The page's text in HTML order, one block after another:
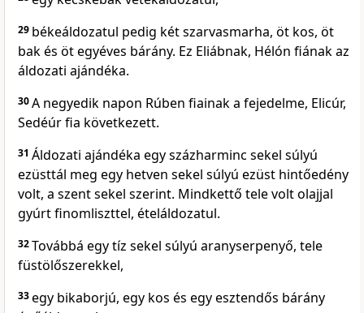
29 békeáldozatul pedig két szarvasmarha, öt kos, öt
bak és öt egyéves bárány. Ez Eliábnak, Hélón fiának az
áldozati ajándéka.
30A negyedik napon Rúben fiainak a fejedelme, Elicúr,
Sedéúr fia következett.
31 Áldozati ajándéka egy százharminc sekel súlyú
ezüsttál meg egy hetven sekel súlyú ezüst hintőedény
volt, a szent sekel szerint. Mindkettő tele volt olajjal
gyúrt finomliszttel, ételáldozatul.
32Továbbá egy tíz sekel súlyú aranyserpenyő, tele
füstölőszerekkel,
33egy bikaborjú, egy kos és egy esztendős bárány